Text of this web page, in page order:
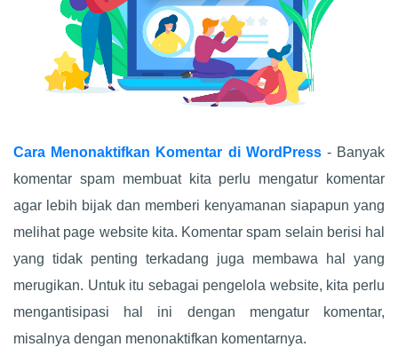
Cara Menonaktifkan Komentar di WordPress- Banyak
komentar spam membuat kita perlu mengatur komentar
agar lebih bijak dan memberi kenyamanan siapapun yang
melihat page website kita. Komentar spam selain berisi hal
yang tidak penting terkadang juga membawa hal yang
merugikan. Untuk itu sebagai pengelola website, kita perlu
mengantisipasi hal ini dengan mengatur komentar,
misalnya dengan menonaktifkan komentarnya.